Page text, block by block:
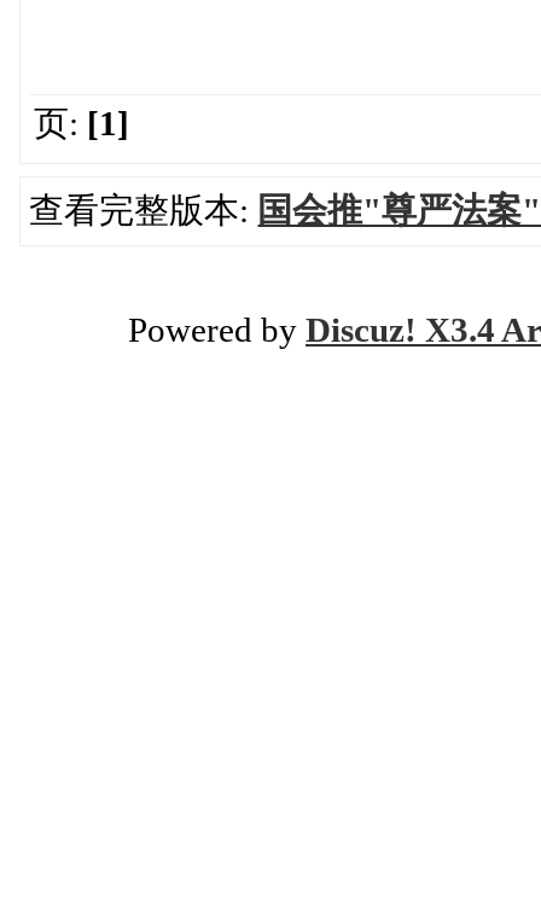
页: [1]
查看完整版本: 国会推"尊严法案
Powered by Discuz! X3.4